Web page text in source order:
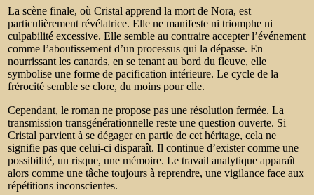
La scène finale, où Cristal apprend la mort de Nora, est
particulièrement révélatrice. Elle ne manifeste ni triomphe ni
culpabilité excessive. Elle semble au contraire accepter l’événement
comme l’aboutissement d’un processus qui la dépasse. En
nourrissant les canards, en se tenant au bord du fleuve, elle
symbolise une forme de pacification intérieure. Le cycle de la
frérocité semble se clore, du moins pour elle.
Cependant, le roman ne propose pas une résolution fermée. La
transmission transgénérationnelle reste une question ouverte. Si
Cristal parvient à se dégager en partie de cet héritage, cela ne
signifie pas que celui-ci disparaît. Il continue d’exister comme une
possibilité, un risque, une mémoire. Le travail analytique apparaît
alors comme une tâche toujours à reprendre, une vigilance face aux
répétitions inconscientes.